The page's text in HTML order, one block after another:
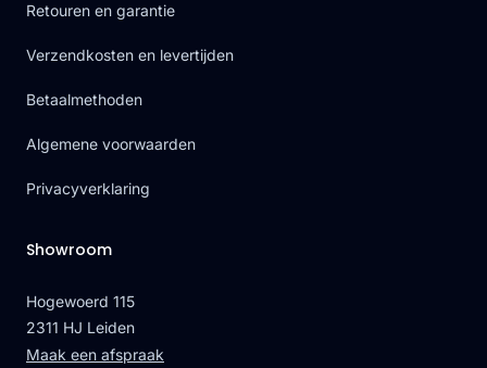
Retouren en garantie
Verzendkosten en levertijden
Betaalmethoden
Algemene voorwaarden
Privacyverklaring
Showroom
Hogewoerd 115
2311 HJ Leiden
Maak een afspraak